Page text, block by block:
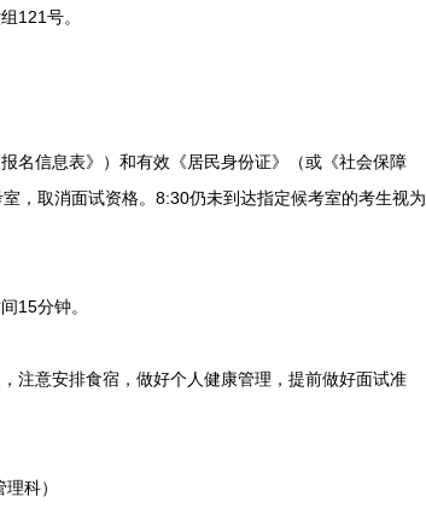
121号。
信息表》）和有效《居民身份证》（或《社会保障
，取消面试资格。8:30仍未到达指定候考室的考生视为
15分钟。
意安排食宿，做好个人健康管理，提前做好面试准
科）